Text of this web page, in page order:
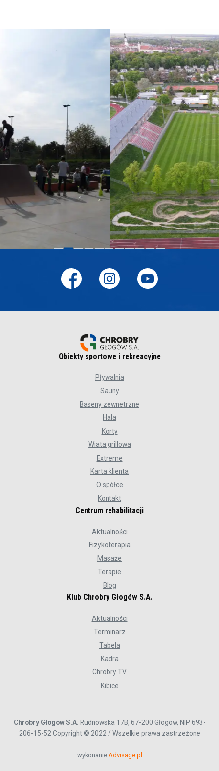
Obiekty sportowe i rekreacyjne
Pływalnia
Sauny
Baseny zewnetrzne
Hala
Korty
Wiata grillowa
Extreme
Karta klienta
O spółce
Kontakt
Centrum rehabilitacji
Aktualności
Fizykoterapia
Masaże
Terapie
Blog
Klub Chrobry Głogów S.A.
Aktualności
Terminarz
Tabela
Kadra
Chrobry TV
Kibice
Chrobry Głogów S.A. Rudnowska 17B, 67-200 Głogów, NIP 693-
206-15-52 Copyright © 2022 / Wszelkie prawa zastrzeżone
wykonanie Advisage.pl